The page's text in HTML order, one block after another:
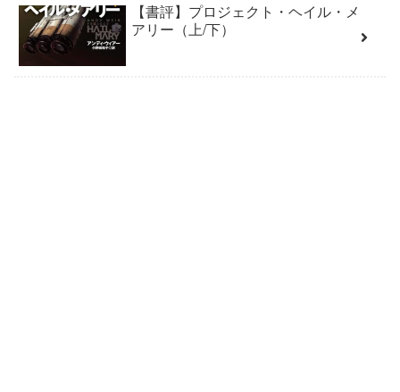
【書評】プロジェクト・ヘイル・メ
アリー（上/下）